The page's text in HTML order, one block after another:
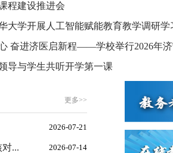
程建设推进会
大学开展人工智能赋能教育教学调研学
奋进济医启新程——学校举行2026年
导与学生共听开学第一课
更多>>
2026-07-21
... 2026-07-14